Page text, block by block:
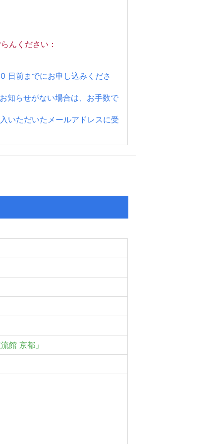
んください：
日前までにお申し込みくださ
知らせがない場合は、お手数で
いただいたメールアドレスに受
館 京都」